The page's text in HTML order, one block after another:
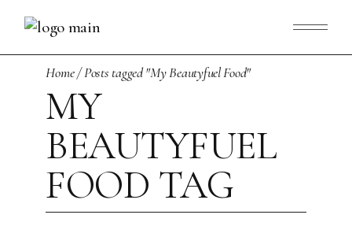
content
Home Posts tagged "My Beautyfuel Food"
MY
BEAUTYFUEL
FOOD TAG